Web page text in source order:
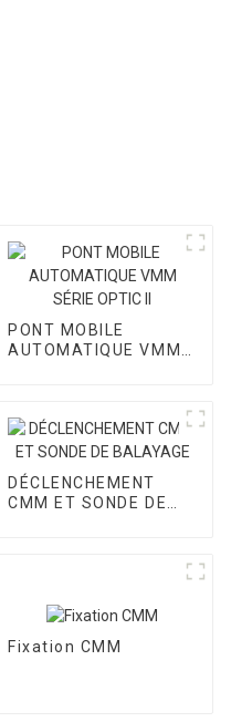
PONT MOBILE
AUTOMATIQUE VMM
DÉCLENCHEMENT
CMM ET SONDE DE
Fixation CMM